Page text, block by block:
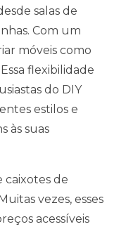
salas de
Com um
móveis como
flexibilidade
do DIY
estilos e
às suas
caixotes de
vezes, esses
acessíveis